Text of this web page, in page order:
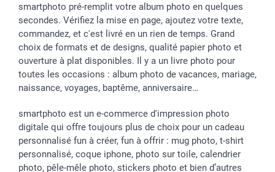
smartphoto pré-remplit votre album photo en quelques
secondes. Vérifiez la mise en page, ajoutez votre texte,
commandez, et c'est livré en un rien de temps. Grand
choix de formats et de designs, qualité papier photo et
ouverture à plat disponibles. Il y a un livre photo pour
toutes les occasions : album photo de vacances, mariage,
naissance, voyages, baptême, anniversaire…
smartphoto est un e-commerce d'impression photo
digitale qui offre toujours plus de choix pour un cadeau
personnalisé fun à créer, fun à offrir : mug photo, t-shirt
personnalisé, coque iphone, photo sur toile, calendrier
photo, pêle-mêle photo, stickers photo et bien d’autres